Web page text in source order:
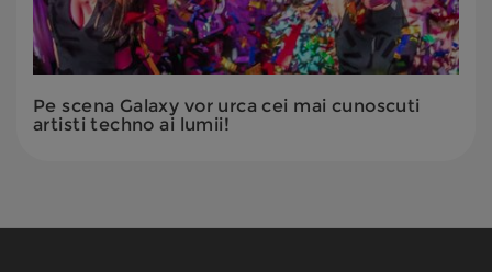
Pe scena Galaxy vor urca cei mai cunoscuti
artisti techno ai lumii!